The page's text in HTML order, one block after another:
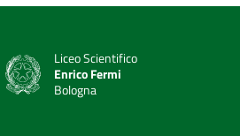
Liceo Scientifico
Enrico Fermi
Bologna